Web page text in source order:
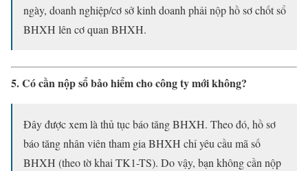
ngày, doanh nghiệp/cơ sở kinh doanh phải nộp hồ sơ chốt sổ
BHXH lên cơ quan BHXH.
5. Có cần nộp sổ bảo hiểm cho công ty mới không?
Đây được xem là thủ tục báo tăng BHXH. Theo đó, hồ sơ
báo tăng nhân viên tham gia BHXH chỉ yêu cầu mã số
BHXH (theo tờ khai TK1-TS). Do vậy, bạn không cần nộp